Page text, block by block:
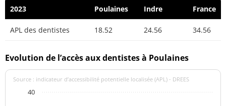
2023 Poulaines Indre France
APL des dentistes 18.52 24.56 34.56
Evolution de l’accès aux dentistes à Poulaines
Source : indicateur d’accessibilité potentielle localisée (APL) - DREES
40